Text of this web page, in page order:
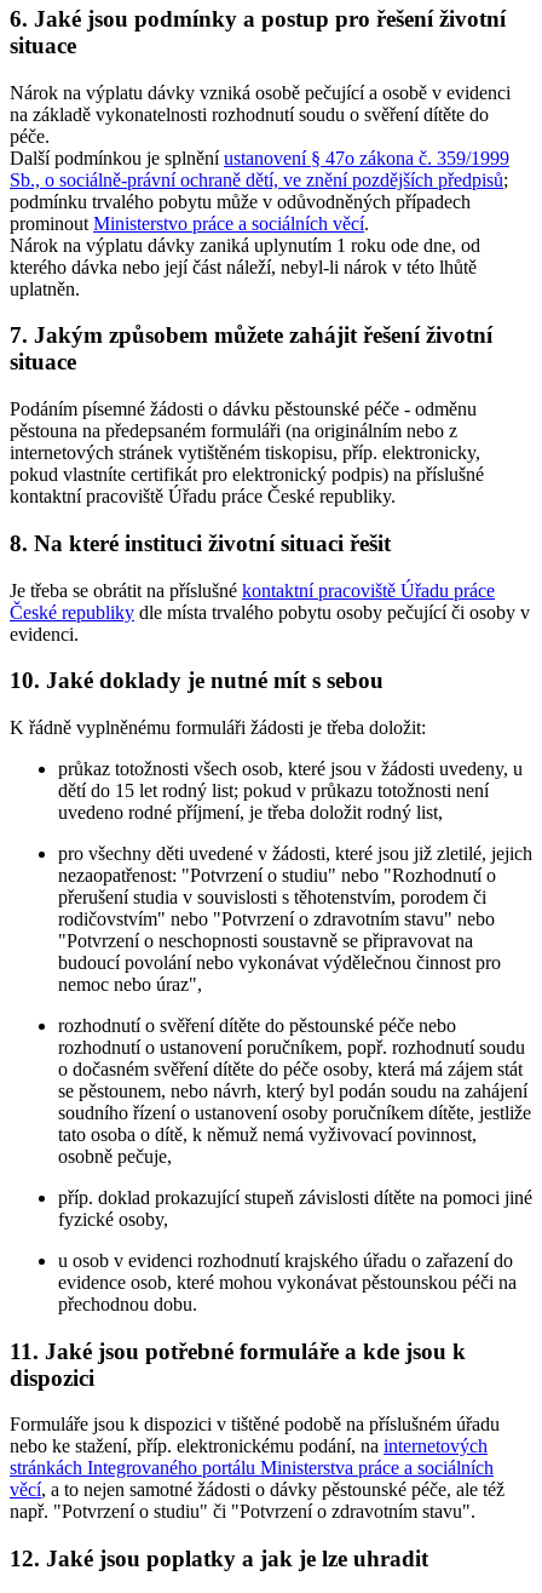
6. Jaké jsou podmínky a postup pro řešení životní
situace
Nárok na výplatu dávky vzniká osobě pečující a osobě v evidenci
na základě vykonatelnosti rozhodnutí soudu o svěření dítěte do
péče.
Další podmínkou je splněníustanovení § 47o zákona č. 359/1999
Sb., o sociálně-právní ochraně dětí, ve znění pozdějších předpisů;
podmínku trvalého pobytu může v odůvodněných případech
prominout Ministerstvo práce a sociálních věcí.
Nárok na výplatu dávky zaniká uplynutím 1 roku ode dne, od
kterého dávka nebo její část náleží, nebyl-li nárok v této lhůtě
uplatněn.
7. Jakým způsobem můžete zahájit řešení životní
situace
Podáním písemné žádosti o dávku pěstounské péče - odměnu
pěstouna na předepsaném formuláři (na originálním nebo z
internetových stránek vytištěném tiskopisu, příp. elektronicky,
pokud vlastníte certifikát pro elektronický podpis) na příslušné
kontaktní pracoviště Úřadu práce České republiky.
8. Na které instituci životní situaci řešit
Je třeba se obrátit na příslušné kontaktní pracoviště Úřadu práce
České republiky dle místa trvalého pobytu osoby pečující či osoby v
evidenci.
10. Jaké doklady je nutné mít s sebou
K řádně vyplněnému formuláři žádosti je třeba doložit:
průkaz totožnosti všech osob, které jsou v žádosti uvedeny, u
dětí do 15 let rodný list; pokud v průkazu totožnosti není
uvedeno rodné příjmení, je třeba doložit rodný list,
pro všechny děti uvedené v žádosti, které jsou již zletilé, jejich
nezaopatřenost: "Potvrzení o studiu" nebo "Rozhodnutí o
přerušení studia v souvislosti s těhotenstvím, porodem či
rodičovstvím" nebo "Potvrzení o zdravotním stavu" nebo
"Potvrzení o neschopnosti soustavně se připravovat na
budoucí povolání nebo vykonávat výdělečnou činnost pro
nemoc nebo úraz",
rozhodnutí o svěření dítěte do pěstounské péče nebo
rozhodnutí o ustanovení poručníkem, popř. rozhodnutí soudu
o dočasném svěření dítěte do péče osoby, která má zájem stát
se pěstounem, nebo návrh, který byl podán soudu na zahájení
soudního řízení o ustanovení osoby poručníkem dítěte, jestliže
tato osoba o dítě, k němuž nemá vyživovací povinnost,
osobně pečuje,
příp. doklad prokazující stupeň závislosti dítěte na pomoci jiné
fyzické osoby,
u osob v evidenci rozhodnutí krajského úřadu o zařazení do
evidence osob, které mohou vykonávat pěstounskou péči na
přechodnou dobu.
11. Jaké jsou potřebné formuláře a kde jsou k
dispozici
Formuláře jsou k dispozici v tištěné podobě na příslušném úřadu
nebo ke stažení, příp. elektronickému podání, na internetových
stránkách Integrovaného portálu Ministerstva práce a sociálních
věcí, a to nejen samotné žádosti o dávky pěstounské péče, ale též
např. "Potvrzení o studiu" či "Potvrzení o zdravotním stavu".
12. Jaké jsou poplatky a jak je lze uhradit